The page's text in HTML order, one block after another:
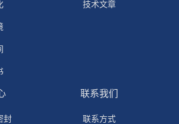
技术文章
封
联系我们
联系方式